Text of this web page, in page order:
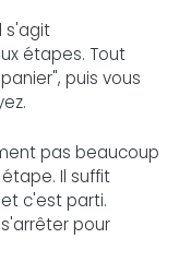
s'agit
étapes. Tout
puis vous
pas beaucoup
Il suffit
c'est parti.
pour